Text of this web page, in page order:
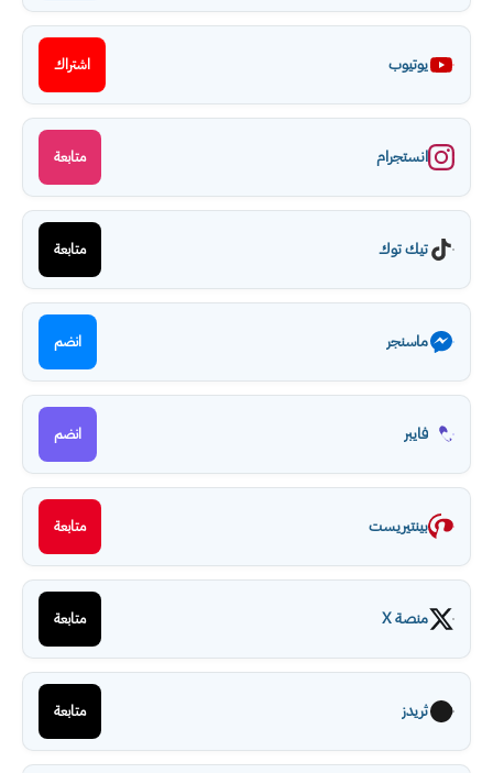
يوتيوب اشتراك
انستجرام متابعة
تيك توك متابعة
ماسنجر انضم
فايبر انضم
بينتيريست متابعة
منصة X متابعة
ثريدز متابعة